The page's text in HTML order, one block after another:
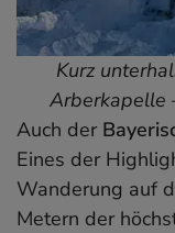
Kurz
Arberkapelle
Auch der
Eines der
Wanderung auf
Metern der